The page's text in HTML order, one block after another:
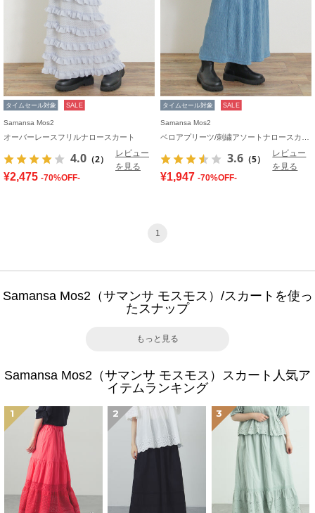
タイムセール対象 SALE
Samansa Mos2
オーバーレースフリルナロースカート
4.0 （2）
レビュー
を見る
¥2,475 -70%OFF-
タイムセール対象 SALE
Samansa Mos2
3.6 （5）
レビュー
を見る
¥1,947 -70%OFF-
1
Samansa Mos2（サマンサ モスモス）/スカートを使っ
たスナップ
もっと見る
Samansa Mos2（サマンサ モスモス）スカート人気ア
イテムランキング
1 2 3